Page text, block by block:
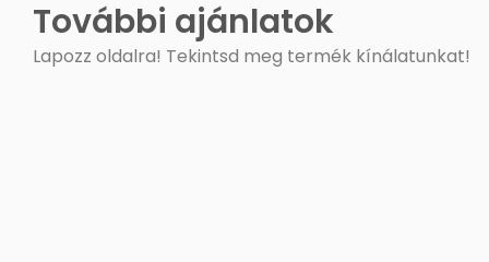
További ajánlatok
Lapozz oldalra! Tekintsd meg termék kínálatunkat!